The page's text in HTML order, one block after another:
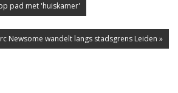
pad met 'huiskamer'
Newsome wandelt langs stadsgrens Leiden »